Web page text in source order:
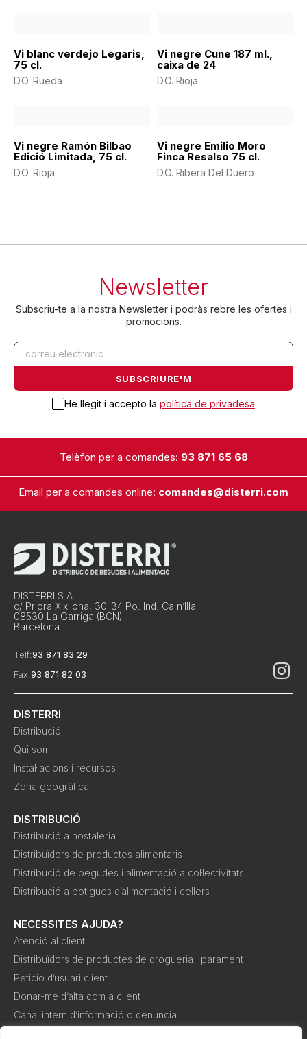
Vi blanc verdejo Legaris,
75 cl.
D.O. Rueda
Vi negre Cune 187 ml.,
caixa de 24
D.O. Rioja
Vi negre Ramón Bilbao
Edició Limitada, 75 cl.
D.O. Rioja
Vi negre Emilio Moro
Finca Resalso 75 cl.
D.O. Ribera Del Duero
Newsletter
Subscriu-te a la nostra Newsletter i podràs rebre les ofertes i
promocions.
He llegit i accepto la política de privadesa
Telèfon per a comandes: 93 871 65 68
Email per a comandes online: comandes@disterri.com
DISTERRI S.A.
c/ Priora Xixilona, 30-34 Po. Ind. Ca n’Illa
08530 La Garriga (BCN)
Barcelona
Telf:93 871 83 29
Fax:93 871 82 03
DISTERRI
Distribució
Qui som
Instal·lacions i recursos
Zona geogràfica
DISTRIBUCIÓ
Distribució a hostaleria
Distribuïdors de productes alimentaris
Distribució de begudes i alimentació a col·lectivitats
Distribució a botigues d’alimentació i cellers
NECESSITES AJUDA?
Atenció al client
Distribuïdors de productes de drogueria i parament
Petició d’usuari client
Donar-me d’alta com a client
Canal intern d’informació o denúncia